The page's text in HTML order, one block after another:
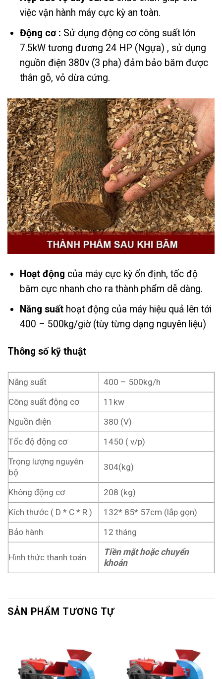
việc vận hành máy cực kỳ an toàn.
Động cơ : Sử dụng động cơ công suất lớn
7.5kW tương đương 24 HP (Ngựa) , sử dụng
nguồn điện 380v (3 pha) đảm bảo băm được
thân gỗ, vỏ dừa cứng.
Hoạt động của máy cực kỳ ổn định, tốc độ
băm cực nhanh cho ra thành phẩm dễ dàng.
Năng suất hoạt động của máy hiệu quả lên tới
400 – 500kg/giờ (tùy từng dạng nguyên liệu)
Thông số kỹ thuật
Năng suất
400 – 500kg/h
Công suất động cơ
11kw
Nguồn điện
380 (V)
Tốc độ động cơ
1450 ( v/p)
Trọng lượng nguyên
bộ
304(kg)
Không động cơ
208 (kg)
Kích thước ( D * C * R )
132* 85* 57cm (lắp gọn)
Bảo hành
12 tháng
Hình thức thanh toán
Tiền mặt hoặc chuyển
khoản
SẢN PHẨM TƯƠNG TỰ